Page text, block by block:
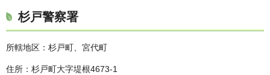
杉戸警察署
所轄地区：杉戸町、宮代町
住所：杉戸町大字堤根4673-1